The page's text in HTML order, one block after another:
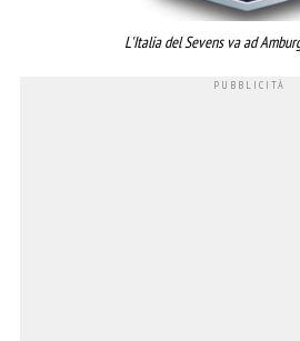
L'Italia del Sevens va ad